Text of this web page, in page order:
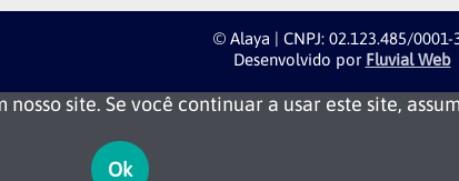
© Alaya | CNPJ: 02.123.485/0001-
Desenvolvido por Fluvial Web
site. Se você continuar a usar este site,
Ok